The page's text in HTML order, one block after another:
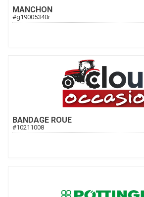
MANCHON
#g19005340r
BANDAGE ROUE
#10211008